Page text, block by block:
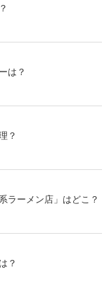
は？
？
ラーメン店」はどこ？
？